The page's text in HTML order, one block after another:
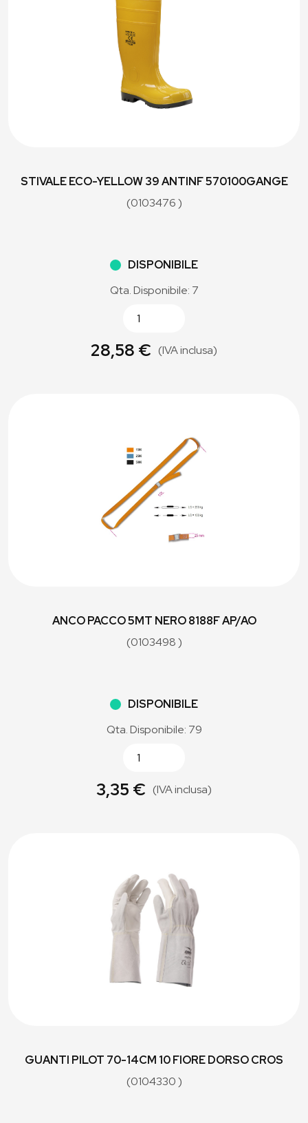
STIVALE ECO-YELLOW 39 ANTINF 570100GANGE
(0103476 )
DISPONIBILE
Qta. Disponibile: 7
28,58 € (IVA inclusa)
ANCO PACCO 5MT NERO 8188F AP/AO
(0103498 )
DISPONIBILE
Qta. Disponibile: 79
3,35 € (IVA inclusa)
GUANTI PILOT 70-14CM 10 FIORE DORSO CROS
(0104330 )